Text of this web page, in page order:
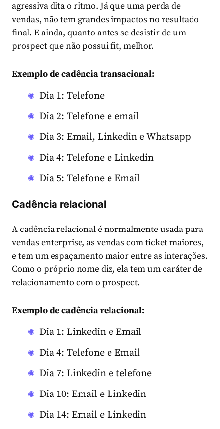
agressiva dita o ritmo. Já que uma perda de
vendas, não tem grandes impactos no resultado
final. E ainda, quanto antes se desistir de um
prospect que não possui fit, melhor.
Exemplo de cadência transacional:
Dia 1: Telefone
Dia 2: Telefone e email
Dia 3: Email, Linkedin e Whatsapp
Dia 4: Telefone e Linkedin
Dia 5: Telefone e Email
Cadência relacional
A cadência relacional é normalmente usada para
vendas enterprise, as vendas com ticket maiores,
e tem um espaçamento maior entre as interações.
Como o próprio nome diz, ela tem um caráter de
relacionamento com o prospect.
Exemplo de cadência relacional:
Dia 1: Linkedin e Email
Dia 4: Telefone e Email
Dia 7: Linkedin e telefone
Dia 10: Email e Linkedin
Dia 14: Email e Linkedin